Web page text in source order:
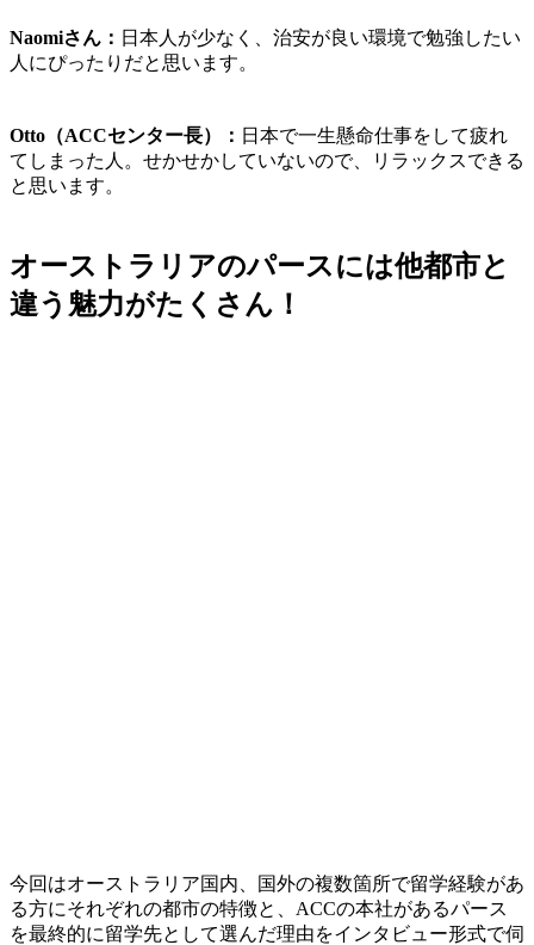
Naomiさん： 日本人が少なく、治安が良い環境で勉強したい
人にぴったり だと思います。
Otto（ACCセンター長）： 日本で一生懸命仕事をして疲れ
てしまった人。 せかせかしていないので、リラックスできる
と思います。
オーストラリアのパースには他都市と
違う魅力がたくさん！
今回はオーストラリア国内、国外の複数箇所で留学経験があ
る方にそれぞれの都市の特徴と、ACCの本社があるパース
を最終的に留学先として選んだ理由をインタビュー形式で伺